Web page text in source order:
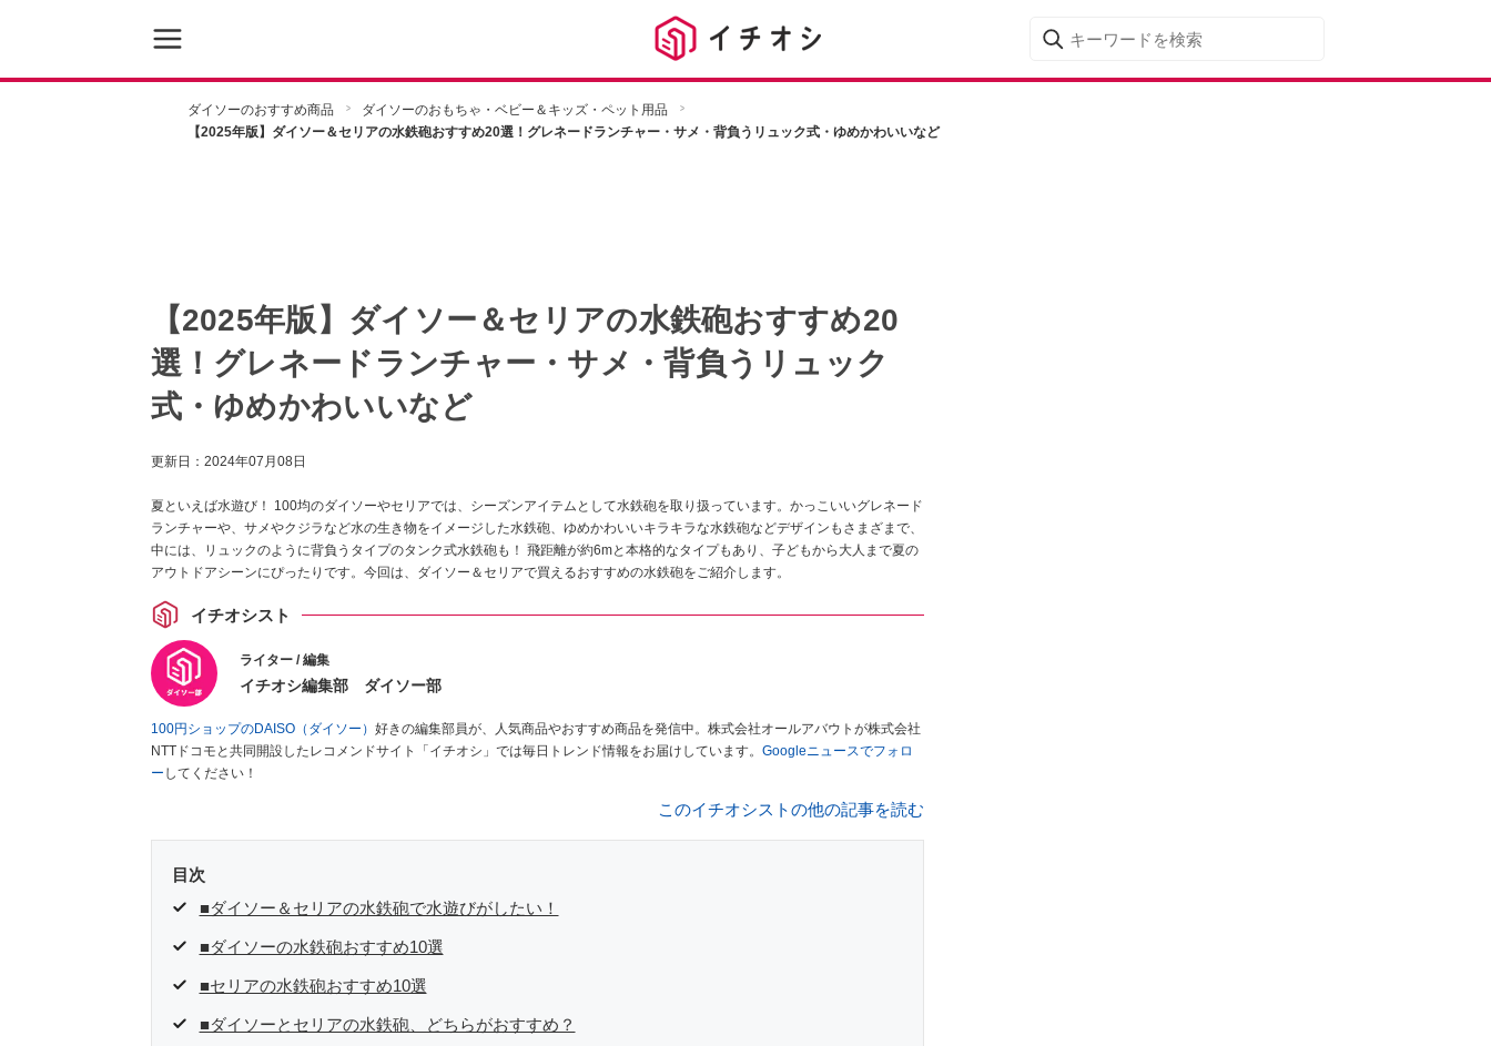
ダイソーのおすすめ商品
ダイソーのおもちゃ・ベビー＆キッズ・ペット用品
【2025年版】ダイソー＆セリアの水鉄砲おすすめ20選！グレネードランチャー・サメ・背負うリュック式・ゆめかわいいなど
【2025年版】ダイソー＆セリアの水鉄砲おすすめ20
選！グレネードランチャー・サメ・背負うリュック
式・ゆめかわいいなど
更新日： 2024年07月08日
夏といえば水遊び！ 100均のダイソーやセリアでは、シーズンアイテムとして水鉄砲を取り扱っています。かっこいいグレネード
ランチャーや、サメやクジラなど水の生き物をイメージした水鉄砲、ゆめかわいいキラキラな水鉄砲などデザインもさまざまで、
中には、リュックのように背負うタイプのタンク式水鉄砲も！ 飛距離が約6mと本格的なタイプもあり、子どもから大人まで夏の
アウトドアシーンにぴったりです。今回は、ダイソー＆セリアで買えるおすすめの水鉄砲をご紹介します。
イチオシスト
ライター / 編集
イチオシ編集部 ダイソー部
100円ショップのDAISO（ダイソー） 好きの編集部員が、人気商品やおすすめ商品を発信中。株式会社オールアバウトが株式会社
NTTドコモと共同開設したレコメンドサイト「イチオシ」では毎日トレンド情報をお届けしています。 Googleニュースでフォロ
ー してください！
このイチオシストの他の記事を読む
目次
■ダイソー＆セリアの水鉄砲で水遊びがしたい！
■ダイソーの水鉄砲おすすめ10選
■セリアの水鉄砲おすすめ10選
■ダイソーとセリアの水鉄砲、どちらがおすすめ？